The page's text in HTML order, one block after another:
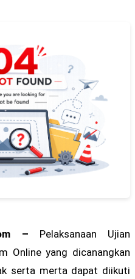
– Pelaksanaan Ujian
Online yang dicanangkan
serta merta dapat diikuti